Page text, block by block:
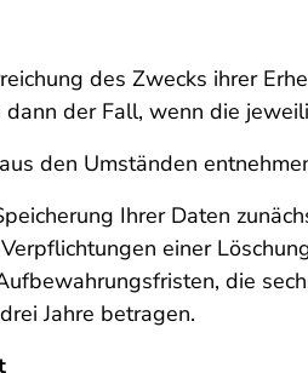
des Zwecks ihrer
der Fall, wenn die
den Umständen
Ihrer Daten
einer
die
Jahre betragen.